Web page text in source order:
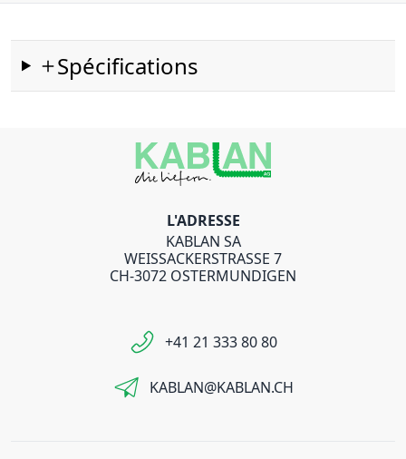
Spécifications
L'ADRESSE
KABLAN SA
WEISSACKERSTRASSE 7
CH-3072 OSTERMUNDIGEN
+41 21 333 80 80
KABLAN@KABLAN.CH